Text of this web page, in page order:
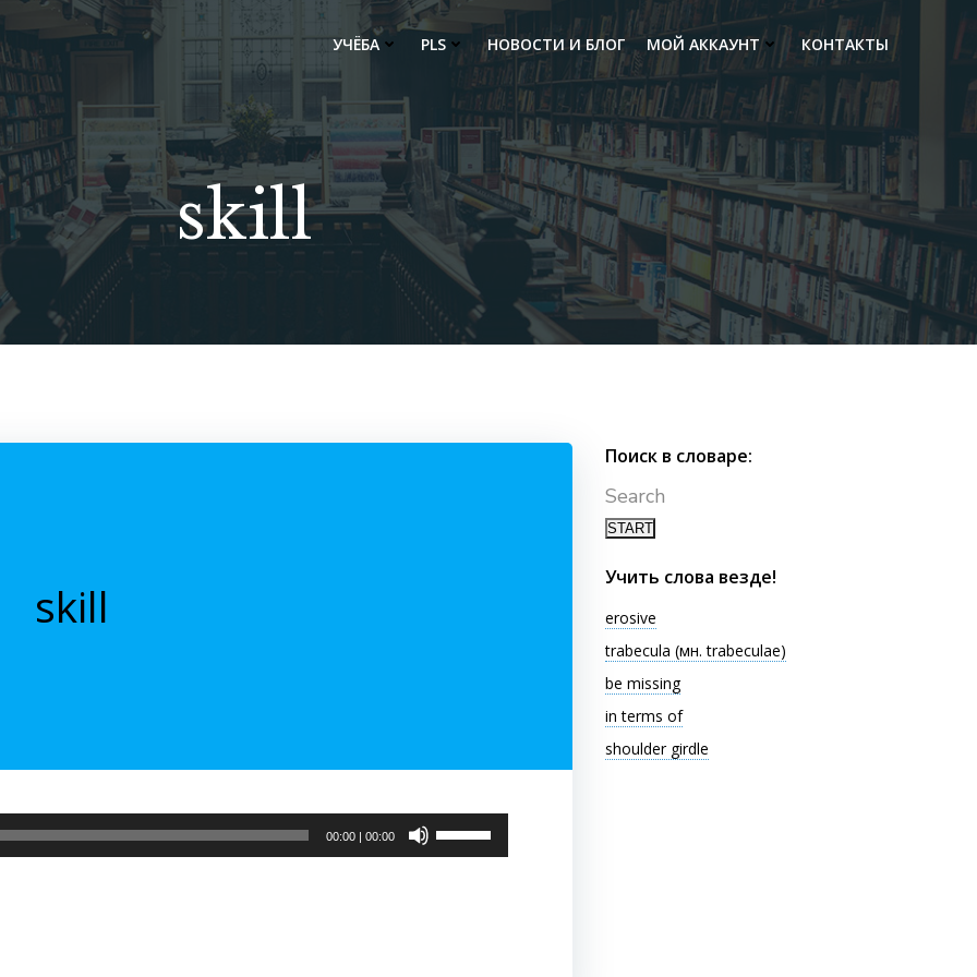
УЧЁБА PLS НОВОСТИ И БЛОГ МОЙ АККАУНТ КОНТАКТЫ
skill
skill
00:00| 00:00
Поиск в словаре:
Search
Учить слова везде!
erosive
trabecula (мн. trabeculae)
be missing
in terms of
shoulder girdle